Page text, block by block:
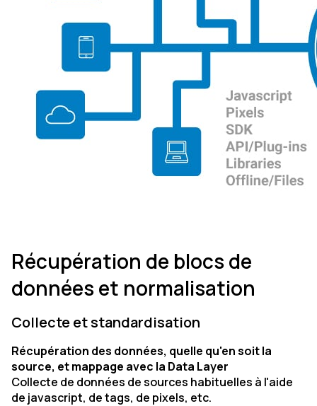
Récupération de blocs de
données et normalisation
Collecte et standardisation
Récupération des données, quelle qu'en soit la
source, et mappage avec la Data Layer
Collecte de données de sources habituelles à l'aide
de javascript, de tags, de pixels, etc.